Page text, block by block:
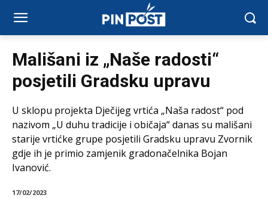
Mališani iz „Naše radosti“
posjetili Gradsku upravu
U sklopu projekta Dječijeg vrtića „Naša radost“ pod
nazivom „U duhu tradicije i običaja“ danas su mališani
starije vrtićke grupe posjetili Gradsku upravu Zvornik
gdje ih je primio zamjenik gradonačelnika Bojan
Ivanović.
17/02/2023